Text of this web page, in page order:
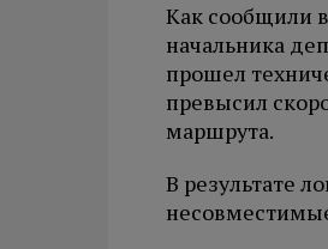
Как сообщили
начальника
прошел
превысил
маршрута.
В результате